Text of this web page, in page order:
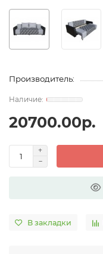
Производитель:
20700.00р.
В закладки